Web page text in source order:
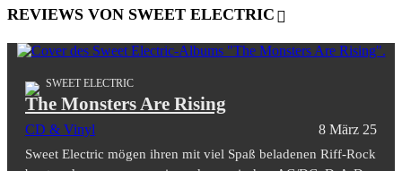
REVIEWS VON SWEET ELECTRIC
SWEET ELECTRIC
The Monsters Are Rising
CD & Vinyl 8 März 25
Sweet Electric mögen ihren mit viel Spaß beladenen Riff-Rock